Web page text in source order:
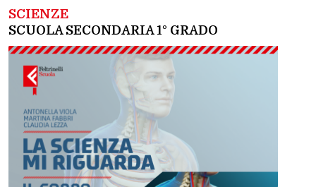
SCIENZE
SCUOLA SECONDARIA 1° GRADO